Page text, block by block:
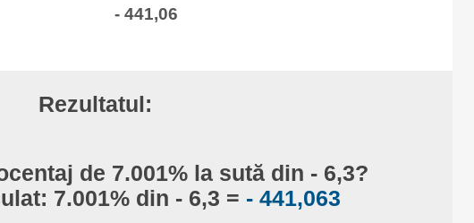
- 441,06
Rezultatul:
de 7.001% la sută din - 6,3?
7.001% din - 6,3 = - 441,063